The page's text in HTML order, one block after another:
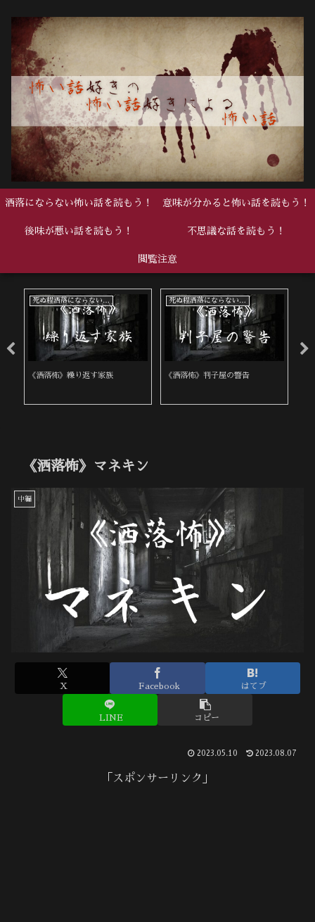
洒落にならない怖い話を読もう！ 意味が分かると怖い話を読もう！
後味が悪い話を読もう！ 不思議な話を読もう！
閲覧注意
死ぬ程洒落にならない怖い話
《洒落怖》繰り返す家族
死ぬ程洒落にならない怖い話
《洒落怖》判子屋の警告
《洒落怖》マネキン
中編
X Facebook はてブ
LINE コピー
2023.05.10 2023.08.07
「スポンサーリンク」